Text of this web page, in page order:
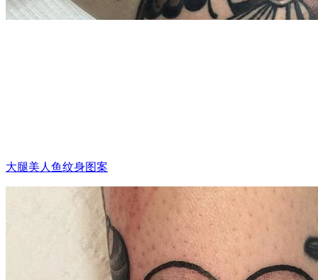
大腿美人鱼纹身图案